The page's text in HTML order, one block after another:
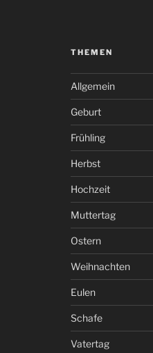
THEMEN
Allgemein
Geburt
Frühling
Herbst
Hochzeit
Muttertag
Ostern
Weihnachten
Eulen
Schafe
Vatertag